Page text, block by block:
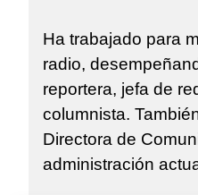
Ha trabajado para
radio,
reportera, jefa de
columnista.
Directora de
administración